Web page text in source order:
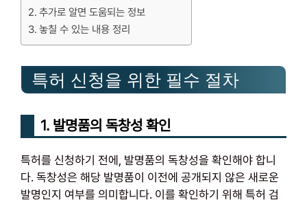
추가로 알면 도움되는 정보
놓칠 수 있는 내용 정리
특허 신청을 위한 필수 절차
1. 발명품의 독창성 확인
특허를 신청하기 전에, 발명품의 독창성을 확인해야 합니
다. 독창성은 해당 발명품이 이전에 공개되지 않은 새로운
발명인지 여부를 의미합니다. 이를 확인하기 위해 특허 검